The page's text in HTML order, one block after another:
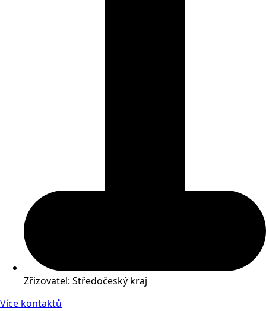
Zřizovatel: Středočeský kraj
Více kontaktů